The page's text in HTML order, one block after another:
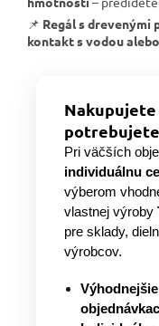
📌 Regál s drevenými
kontakt s vodou
Pri väčších
individuálnu
výberom
vlastnej výroby
pre sklady,
výrobcov.